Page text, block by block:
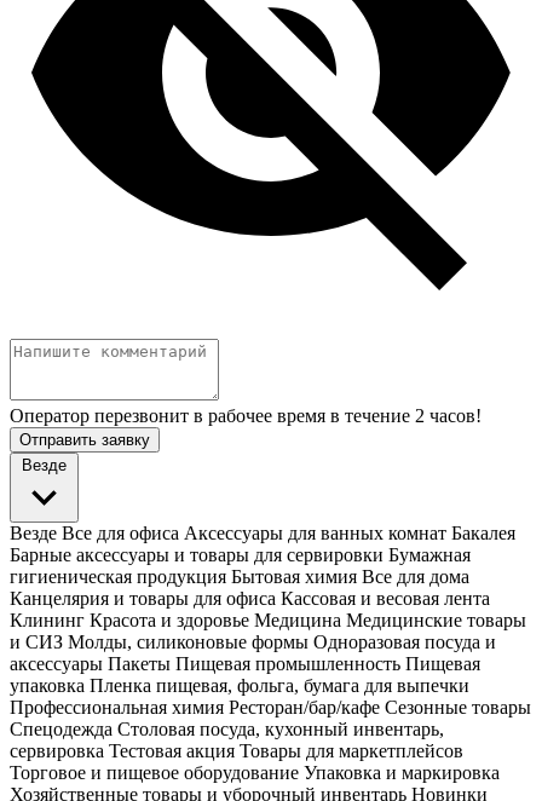
Оператор перезвонит в рабочее время в течение 2 часов!
Отправить заявку
Везде
Везде Все для офиса Аксессуары для ванных комнат Бакалея
Барные аксессуары и товары для сервировки Бумажная
гигиеническая продукция Бытовая химия Все для дома
Канцелярия и товары для офиса Кассовая и весовая лента
Клининг Красота и здоровье Медицина Медицинские товары
и СИЗ Молды, силиконовые формы Одноразовая посуда и
аксессуары Пакеты Пищевая промышленность Пищевая
упаковка Пленка пищевая, фольга, бумага для выпечки
Профессиональная химия Ресторан/бар/кафе Сезонные товары
Спецодежда Столовая посуда, кухонный инвентарь,
сервировка Тестовая акция Товары для маркетплейсов
Торговое и пищевое оборудование Упаковка и маркировка
Хозяйственные товары и уборочный инвентарь Новинки